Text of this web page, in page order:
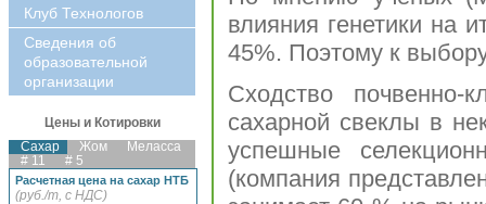
Клуб Технологов
Сведения об
образовательной
организации
Цены и Котировки
Сахар
Жом
Меласса
# 11
# 5
Расчетная цена на сахар НТБ
(руб./т, с НДС)
влияния генетики на
45%. Поэтому к
Сходство почвенно-
сахарной свеклы в
успешные
(компания